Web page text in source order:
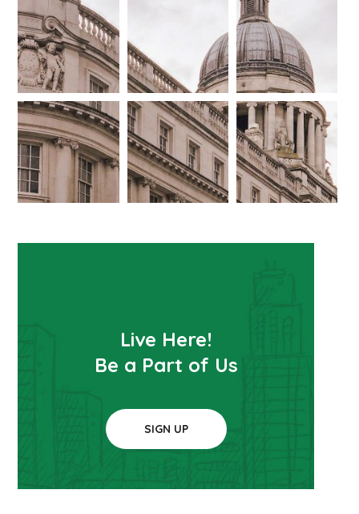
Live Here!
Be a Part of Us
SIGN UP